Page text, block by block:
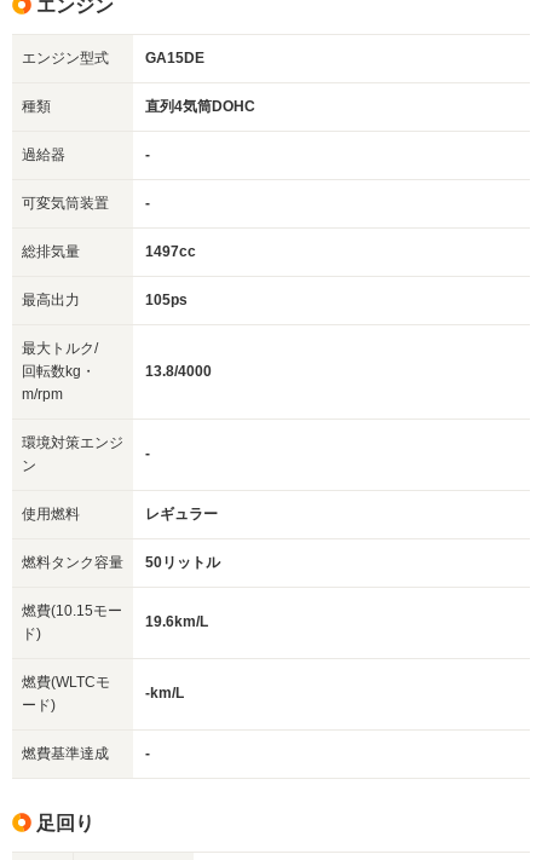
エンジン
エンジン型式 GA15DE
種類 直列4気筒DOHC
過給器 -
可変気筒装置 -
総排気量 1497cc
最高出力 105ps
最大トルク/
回転数kg・
m/rpm
13.8/4000
環境対策エンジ
ン
-
使用燃料 レギュラー
燃料タンク容量 50リットル
燃費(10.15モー
ド)
19.6km/L
燃費(WLTCモ
ード)
-km/L
燃費基準達成 -
足回り